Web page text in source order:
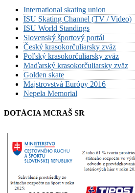
International skating union
ISU Skating Channel (TV / Video)
ISU World Standings
Slovenský športový portál
Český krasokorčuliarsky zväz
Poľský krasokorčuliarsky zväz
Maďarský krasokorčuliarsky zväz
Golden skate
Majstrovstvá Európy 2016
Nepela Memorial
DOTÁCIA MCRAŠ SR